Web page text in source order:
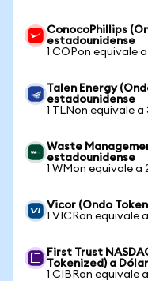
ConocoPhillips
estadounidense
1 COPon equivale a
Talen Energy
estadounidense
1 TLNon equivale a
Waste
estadounidense
1 WMon equivale a
Vicor (Ondo
1 VICRon equivale
First Trust
Tokenized) a
1 CIBRon equivale